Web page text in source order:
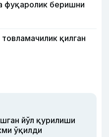
фуқаролик беришни
қилган
йўл қурилиши
ўқилди